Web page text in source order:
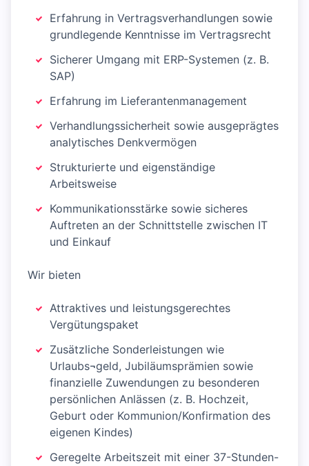
Erfahrung in Vertragsverhandlungen sowie
grundlegende Kenntnisse im Vertragsrecht
Sicherer Umgang mit ERP-Systemen (z. B.
SAP)
Erfahrung im Lieferantenmanagement
Verhandlungssicherheit sowie ausgeprägtes
analytisches Denkvermögen
Strukturierte und eigenständige
Arbeitsweise
Kommunikationsstärke sowie sicheres
Auftreten an der Schnittstelle zwischen IT
und Einkauf
Wir bieten
Attraktives und leistungsgerechtes
Vergütungspaket
Zusätzliche Sonderleistungen wie
Urlaubs¬geld, Jubiläumsprämien sowie
finanzielle Zuwendungen zu besonderen
persönlichen Anlässen (z. B. Hochzeit,
Geburt oder Kommunion/Konfirmation des
eigenen Kindes)
Geregelte Arbeitszeit mit einer 37-Stunden-